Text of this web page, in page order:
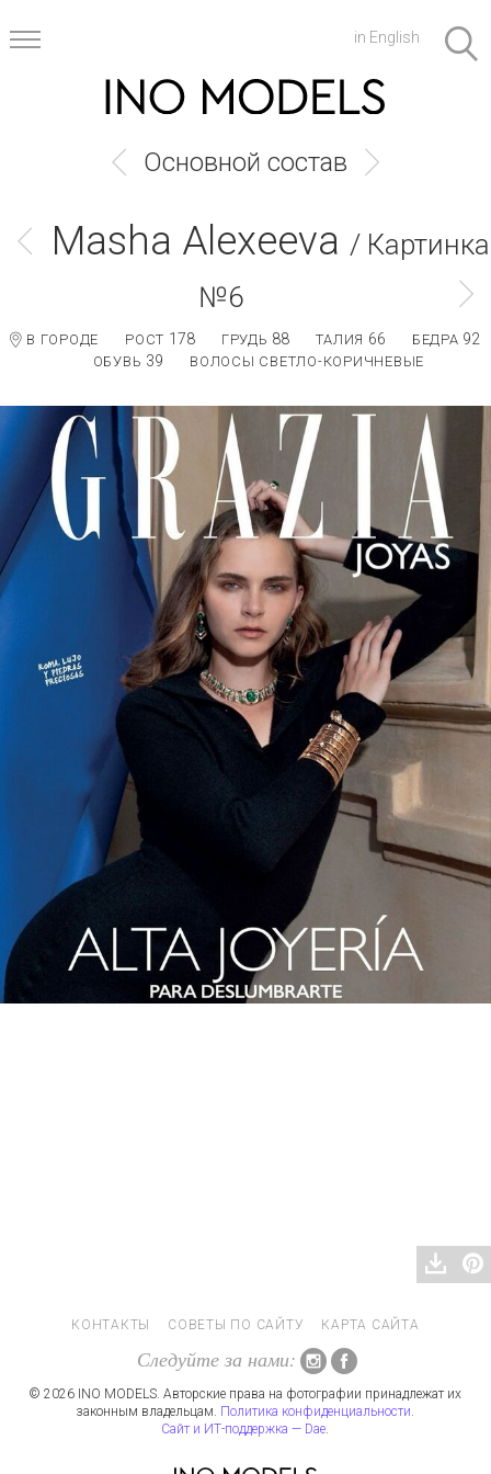
in English
Основной состав
Masha Alexeeva / Картинка
№6
В ГОРОДЕ РОСТ 178 ГРУДЬ 88 ТАЛИЯ 66 БЕДРА 92
ОБУВЬ 39 ВОЛОСЫ СВЕТЛО-КОРИЧНЕВЫЕ
КОНТАКТЫ СОВЕТЫ ПО САЙТУ КАРТА САЙТА
Следуйте за нами:
© 2026 INO MODELS. Авторские права на фотографии принадлежат их
законным владельцам. Политика конфиденциальности.
Сайт и ИТ-поддержка — Dae.